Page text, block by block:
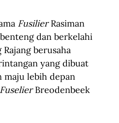
Fusilier Rasiman
dan berkelahi
berusaha
yang dibuat
maju lebih depan
Fuselier Breodenbeek